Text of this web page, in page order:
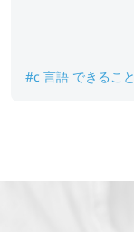
#c 言語 できること